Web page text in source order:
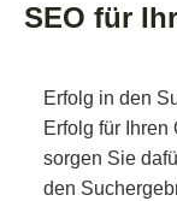
SEO für
Erfolg in den
Erfolg für
sorgen Sie
den